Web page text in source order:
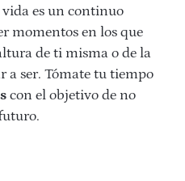
es un continuo
momentos en los que
de ti misma o de la
a ser. Tómate tu tiempo
con el objetivo de no